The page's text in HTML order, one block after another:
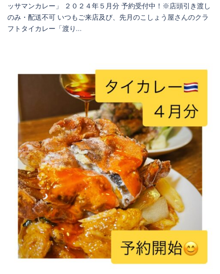
ッサマンカレー」 ２０２４年５月分 予約受付中！※店頭引き渡し
のみ・配送不可 いつもご来店及び、先月のこしょう屋さんのクラ
フトタイカレー「渡り…